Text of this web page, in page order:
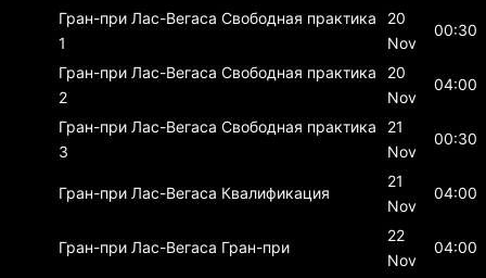
Гран-при Лас-Вегаса Свободная практика
1
20
Nov
00:30
Гран-при Лас-Вегаса Свободная практика
2
20
Nov
04:00
Гран-при Лас-Вегаса Свободная практика
3
21
Nov
00:30
Гран-при Лас-Вегаса Квалификация
21
Nov
04:00
Гран-при Лас-Вегаса Гран-при
22
Nov
04:00